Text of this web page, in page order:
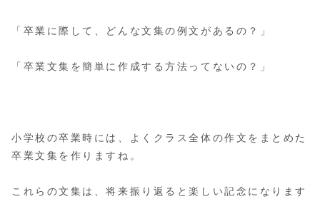
「卒業に際して、どんな文集の例文があるの？」
「卒業文集を簡単に作成する方法ってないの？」
小学校の卒業時には、よくクラス全体の作文をまとめた
卒業文集を作りますね。
これらの文集は、将来振り返ると楽しい記念になります